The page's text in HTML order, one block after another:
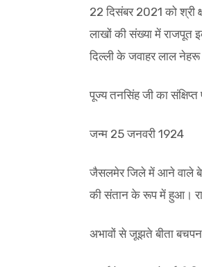
22 दिसंबर 2021 को श्री
लाखों की संख्या में राजपूत
दिल्ली के जवाहर लाल नेहरू
पूज्य तनसिंह जी का
जन्म 25 जनवरी 1924
जैसलमेर जिले में आने वाले
की संतान के रूप में हुआ।
अभावों से जूझते बीता बचपन